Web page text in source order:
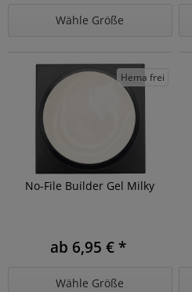
Wähle Größe
Hema frei
No-File Builder Gel Milky
ab 6,95 € *
Wähle Größe